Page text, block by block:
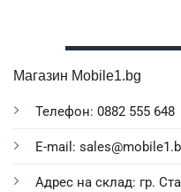
Магазин Mobile1.bg
Телефон: 0882 555 648
E-mail:
Адрес на склад: гр.